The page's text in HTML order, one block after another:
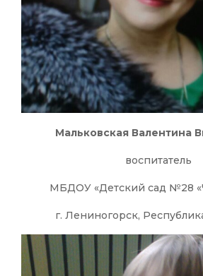
Мальковская Валентина
воспитатель
МБДОУ «Детский сад №28
г. Лениногорск,